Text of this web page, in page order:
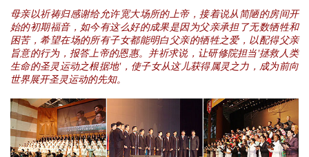
母亲以祈祷归感谢给允许宽大场所的上帝，接着说从简陋的房间开
始的初期福音，如今有这么好的成果是因为父亲承担了无数牺牲和
困苦，希望在场的所有子女都能明白父亲的牺牲之爱，以配得父亲
旨意的行为，报答上帝的恩惠。并祈求说，让研修院担当'拯救人类
生命的圣灵运动之根据地'，使子女从这儿获得属灵之力，成为前向
世界展开圣灵运动的先知。